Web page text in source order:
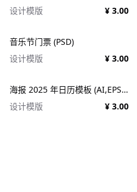
设计模版
¥ 3.00
音乐节门票 (PSD)
设计模版
¥ 3.00
海报 2025 年日历模板 (AI,EPS,PDF,PSD)
设计模版
¥ 3.00